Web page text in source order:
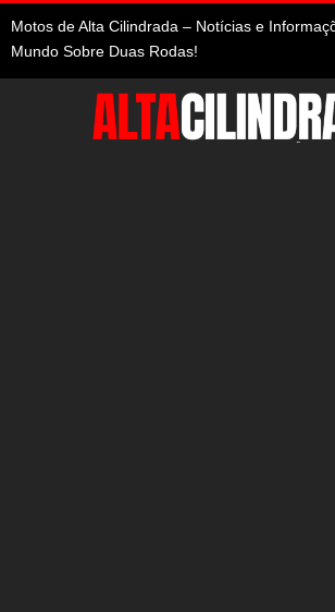
Motos de Alta Cilindrada – Notícias e
Mundo Sobre Duas Rodas!